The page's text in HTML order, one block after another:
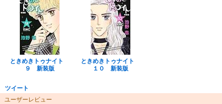
ときめきトゥナイト
９ 新装版
ときめきトゥナイト
１０ 新装版
ツイート
ユーザーレビュー